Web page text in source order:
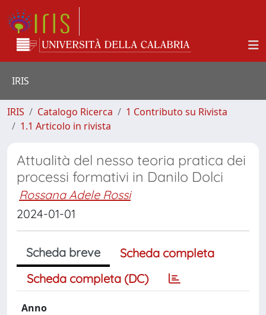
IRIS
IRIS Catalogo Ricerca
1 Contributo su Rivista
1.1 Articolo in rivista
Attualità del nesso teoria pratica dei
processi formativi in Danilo Dolci
Rossana Adele Rossi
2024-01-01
Scheda breve
Scheda completa
Scheda completa (DC)
Anno